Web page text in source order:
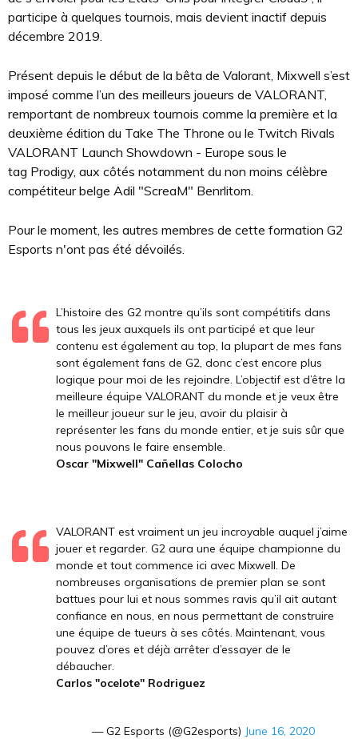
participe à quelques tournois, mais devient inactif depuis
décembre 2019.
Présent depuis le début de la bêta de Valorant, Mixwell s’est
imposé comme l’un des meilleurs joueurs de VALORANT,
remportant de nombreux tournois comme la première et la
deuxième édition du Take The Throne ou le Twitch Rivals
VALORANT Launch Showdown - Europe sous le
tag Prodigy, aux côtés notamment du non moins célèbre
compétiteur belge Adil "ScreaM" Benrlitom.
Pour le moment, les autres membres de cette formation G2
Esports n'ont pas été dévoilés.
L’histoire des G2 montre qu’ils sont compétitifs dans
tous les jeux auxquels ils ont participé et que leur
contenu est également au top, la plupart de mes fans
sont également fans de G2, donc c’est encore plus
logique pour moi de les rejoindre. L’objectif est d’être la
meilleure équipe VALORANT du monde et je veux être
le meilleur joueur sur le jeu, avoir du plaisir à
représenter les fans du monde entier, et je suis sûr que
nous pouvons le faire ensemble.
Oscar "Mixwell" Cañellas Colocho
VALORANT est vraiment un jeu incroyable auquel j’aime
jouer et regarder. G2 aura une équipe championne du
monde et tout commence ici avec Mixwell. De
nombreuses organisations de premier plan se sont
battues pour lui et nous sommes ravis qu’il ait autant
confiance en nous, en nous permettant de construire
une équipe de tueurs à ses côtés. Maintenant, vous
pouvez d’ores et déjà arrêter d’essayer de le
débaucher.
Carlos "ocelote" Rodriguez
— G2 Esports (@G2esports) June 16, 2020